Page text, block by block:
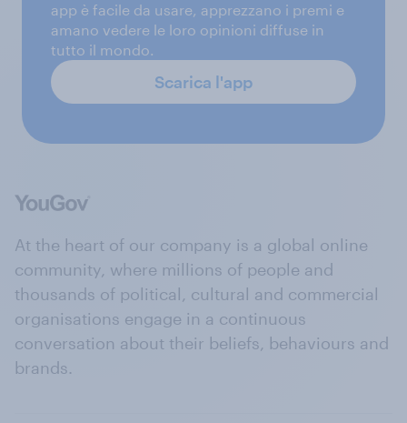
app è facile da usare, apprezzano i premi e
amano vedere le loro opinioni diffuse in
tutto il mondo.
Scarica l'app
At the heart of our company is a global online
community, where millions of people and
thousands of political, cultural and commercial
organisations engage in a continuous
conversation about their beliefs, behaviours and
brands.